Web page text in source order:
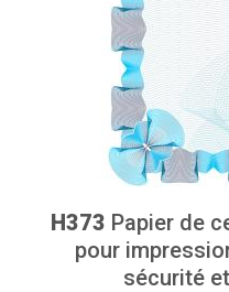
H373 Papier de
pour
sécurité